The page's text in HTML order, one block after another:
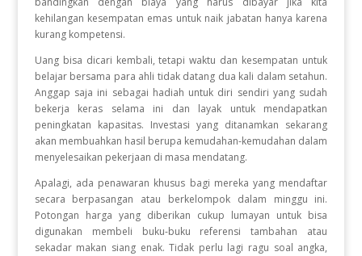
kehilangan kesempatan emas untuk naik jabatan hanya karena
kurang kompetensi.
Uang bisa dicari kembali, tetapi waktu dan kesempatan untuk
belajar bersama para ahli tidak datang dua kali dalam setahun.
Anggap saja ini sebagai hadiah untuk diri sendiri yang sudah
bekerja keras selama ini dan layak untuk mendapatkan
peningkatan kapasitas. Investasi yang ditanamkan sekarang
akan membuahkan hasil berupa kemudahan-kemudahan dalam
menyelesaikan pekerjaan di masa mendatang.
Apalagi, ada penawaran khusus bagi mereka yang mendaftar
secara berpasangan atau berkelompok dalam minggu ini.
Potongan harga yang diberikan cukup lumayan untuk bisa
digunakan membeli buku-buku referensi tambahan atau
sekadar makan siang enak. Tidak perlu lagi ragu soal angka,